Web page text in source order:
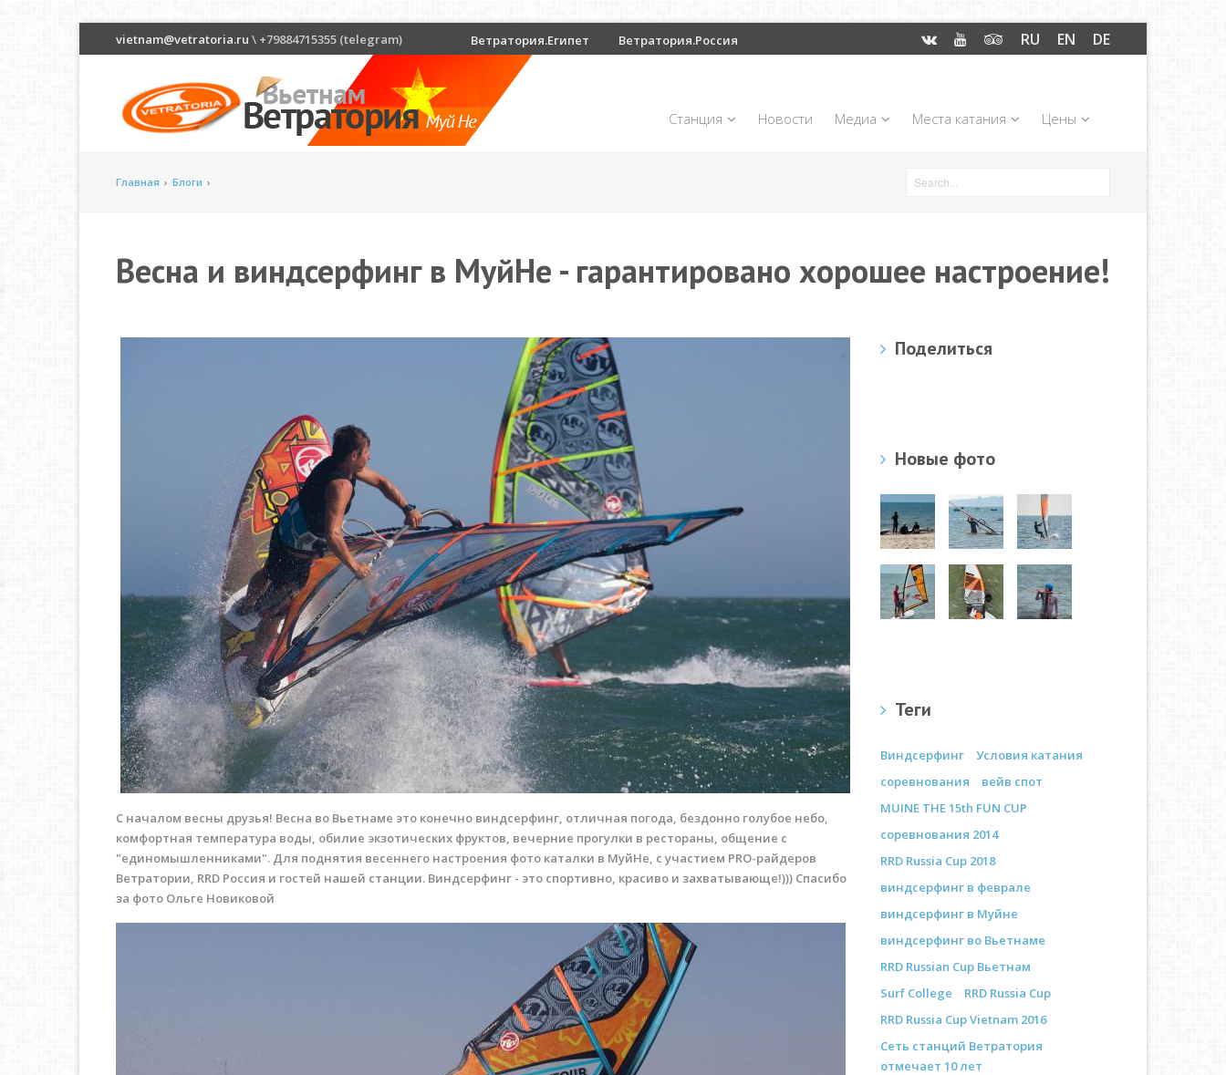
vietnam@vetratoria.ru \ +79884715355 (telegram) Ветратория.Египет Ветратория.Россия RU EN DE
Станция Новости Медиа Места катания Цены
Главная › Блоги ›
Весна и виндсерфинг в МуйНе - гарантировано хорошее настроение!
С началом весны друзья! Весна во Вьетнаме это конечно виндсерфинг, отличная погода, бездонно голубое небо,
комфортная температура воды, обилие экзотических фруктов, вечерние прогулки в рестораны, общение с
"единомышленниками". Для поднятия весеннего настроения фото каталки в МуйНе, с участием PRO-райдеров
Ветратории, RRD Россия и гостей нашей станции. Виндсерфинг - это спортивно, красиво и захватывающе!))) Спасибо
за фото Ольге Новиковой
Поделиться
Новые фото
Теги
Виндсерфинг
Условия катания
соревнования
вейв спот
MUINE THE 15th FUN CUP
соревнования 2014
RRD Russia Cup 2018
виндсерфинг в феврале
виндсерфинг в Муйне
виндсерфинг во Вьетнаме
RRD Russian Cup Вьетнам
Surf College
RRD Russia Cup
RRD Russia Cup Vietnam 2016
Сеть станций Ветратория
отмечает 10 лет